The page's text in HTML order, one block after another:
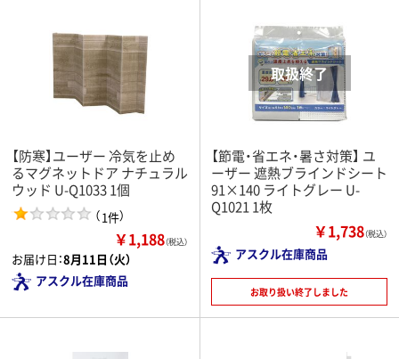
【防寒】ユーザー 冷気を止め
るマグネットドア ナチュラル
ウッド U-Q1033 1個
（1件）
￥1,188（税込）
お届け日：8月11日（火）
アスクル在庫商品
【節電・省エネ・暑さ対策】 ユ
ーザー 遮熱ブラインドシート
91×140 ライトグレー U-
Q1021 1枚
￥1,738（税込）
アスクル在庫商品
お取り扱い終了しました